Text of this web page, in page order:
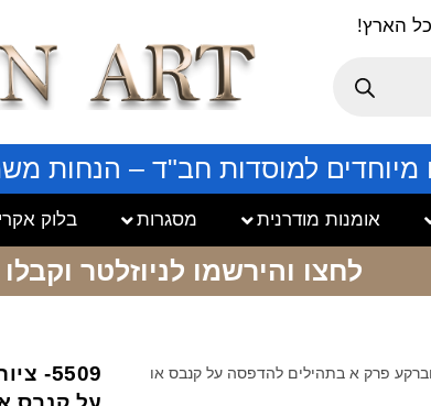
הארץ!
מיוחדים למוסדות חב"ד – הנחות
אומנות מודרנית מסגרות בלוק
לחצו והירשמו לניוזלטר וקבלו 10%
וברקע פרק א בתהילים להדפסה על קנבס או